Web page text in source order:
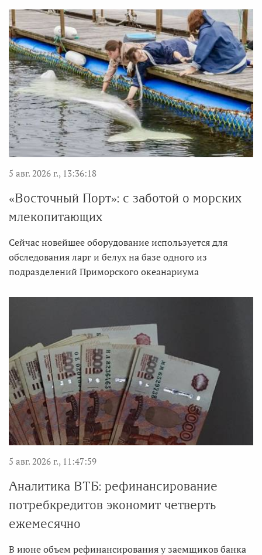
5 авг. 2026 г., 13:36:18
«Восточный Порт»: с заботой о морских
млекопитающих
Сейчас новейшее оборудование используется для
обследования ларг и белух на базе одного из
подразделений Приморского океанариума
5 авг. 2026 г., 11:47:59
Аналитика ВТБ: рефинансирование
потребкредитов экономит четверть
ежемесячно
В июне объем рефинансирования у заемщиков банка